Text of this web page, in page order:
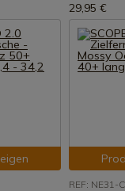
29,95 €
REF: NE31-